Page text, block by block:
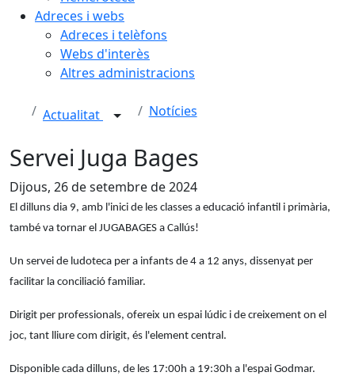
Adreces i webs
Adreces i telèfons
Webs d'interès
Altres administracions
Actualitat Notícies
Servei Juga Bages
Dijous, 26 de setembre de 2024
El dilluns dia 9, amb l'inici de les classes a educació infantil i primària,
també va tornar el JUGABAGES a Callús!
Un servei de ludoteca per a infants de 4 a 12 anys, dissenyat per
facilitar la conciliació familiar.
Dirigit per professionals, ofereix un espai lúdic i de creixement on el
joc, tant lliure com dirigit, és l'element central.
Disponible cada dilluns, de les 17:00h a 19:30h a l'espai Godmar.